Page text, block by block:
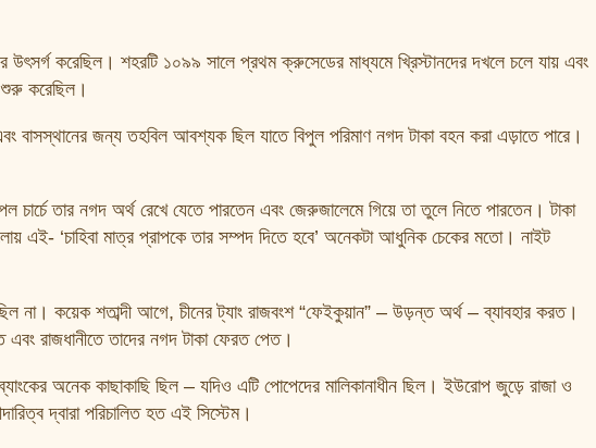
উৎসর্গ করেছিল। শহরটি ১০৯৯ সালে প্রথম ক্রুসেডের মাধ্যমে খ্রিস্টানদের দখলে চলে যায় এবং
শুরু করেছিল।
বাসস্থানের জন্য তহবিল আবশ্যক ছিল যাতে বিপুল পরিমাণ নগদ টাকা বহন করা এড়াতে পারে।
চার্চে তার নগদ অর্থ রেখে যেতে পারতেন এবং জেরুজালেমে গিয়ে তা তুলে নিতে পারতেন। টাকা
এই- ‘চাহিবা মাত্র প্রাপকে তার সম্পদ দিতে হবে’ অনেকটা আধুনিক চেকের মতো। নাইট
না। কয়েক শতাব্দী আগে, চীনের ট্যাং রাজবংশ “ফেইকুয়ান” – উড়ন্ত অর্থ – ব্যাবহার করত।
রাজধানীতে তাদের নগদ টাকা ফেরত পেত।
অনেক কাছাকাছি ছিল – যদিও এটি পোপেদের মালিকানাধীন ছিল। ইউরোপ জুড়ে রাজা ও
দ্বারা পরিচালিত হত এই সিস্টেম।